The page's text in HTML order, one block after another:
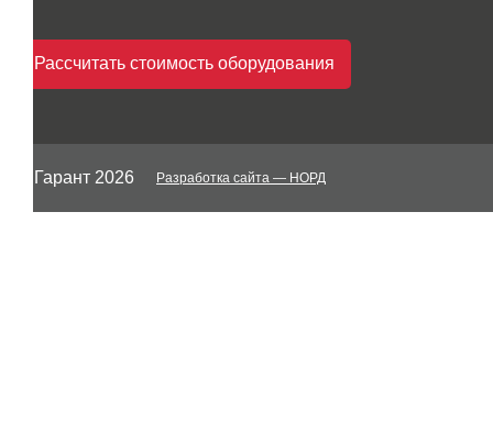
Рассчитать стоимость оборудования
© Гарант 2026 Разработка сайта — НОРД